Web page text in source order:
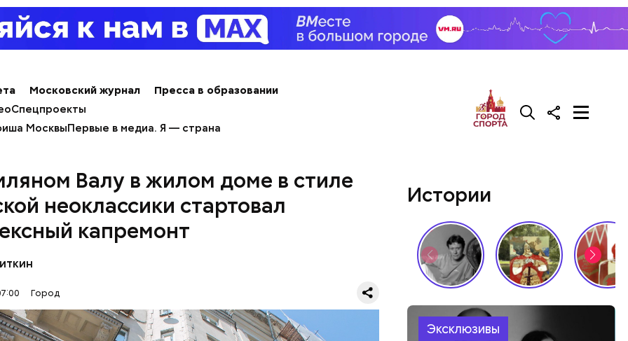
Московский журнал
Пресса в образовании
Спецпроекты
МосквыПервые в медиа. Я — страна
Валу в жилом доме в стиле
неоклассики стартовал
капремонт
Город
«Каталог» представлены все предложения партнеров. В нем
сортировку по типам льготы, интересующим товарам
станциям метро и другим.
Истории
Эксклюзивы